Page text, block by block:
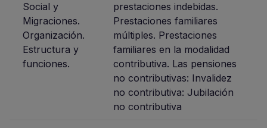
Social y
Migraciones.
Organización.
Estructura y
funciones.
prestaciones indebidas.
Prestaciones familiares
múltiples. Prestaciones
familiares en la modalidad
contributiva. Las pensiones
no contributivas: Invalidez
no contributiva: Jubilación
no contributiva